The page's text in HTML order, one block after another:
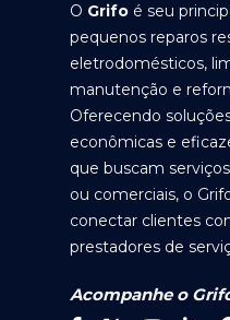
O Grifo é seu
pequenos reparos
eletrodomésticos,
manutenção e
Oferecendo
econômicas e
que buscam
ou comerciais, o
conectar clientes
prestadores de
Acompanhe o